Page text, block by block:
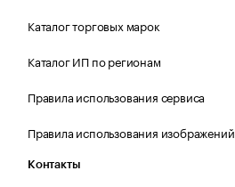
Каталог торговых марок
Каталог ИП по регионам
Правила использования сервиса
Правила использования изображений
Контакты